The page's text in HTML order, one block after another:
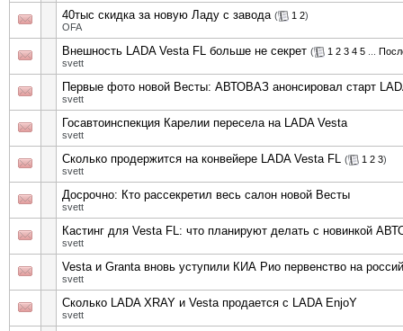
40тыс скидка за новую Ладу с завода ( 1 2)
OFA
Внешность LADA Vesta FL больше не секрет ( 1 2 3 4 5
svett
Первые фото новой Весты: АВТОВАЗ анонсировал старт
svett
Госавтоинспекция Карелии пересела на LADA Vesta
svett
Сколько продержится на конвейере LADA Vesta FL ( 1 2 3)
svett
Досрочно: Кто рассекретил весь салон новой Весты
svett
Кастинг для Vesta FL: что планируют делать с новинкой
svett
Vesta и Granta вновь уступили КИА Рио первенство на
svett
Сколько LADA XRAY и Vesta продается с LADA EnjoY
svett